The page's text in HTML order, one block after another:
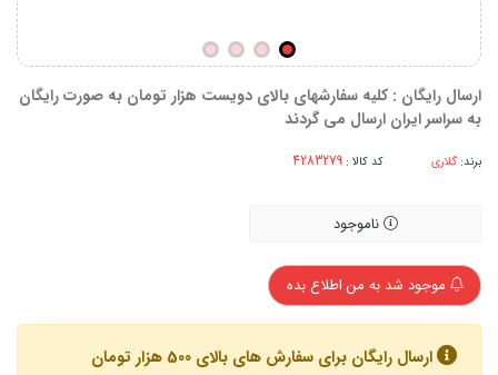
ارسال رایگان : کلیه سفارشهای بالای دویست هزار تومان به صورت رایگان
به سراسر ایران ارسال می گردند
برند: گلاری کد کالا :
ناموجود
موجود شد به من اطلاع بده
ارسال رایگان برای سفارش های بالای 500 هزار تومان